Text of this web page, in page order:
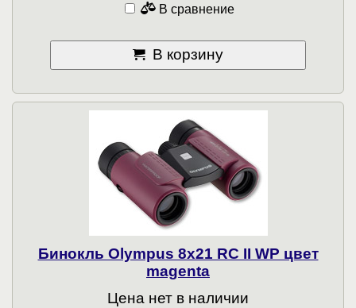
В сравнение
В корзину
Бинокль Olympus 8x21 RC II WP цвет
magenta
Цена нет в наличии